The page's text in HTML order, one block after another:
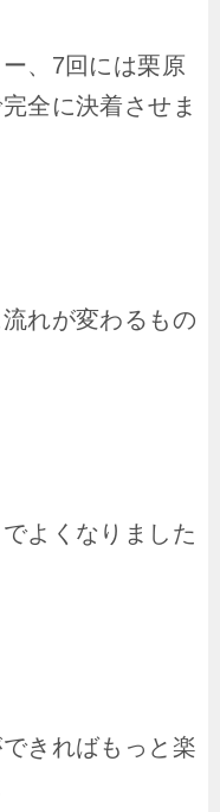
、7回には栗原
全に決着させま
れが変わるもの
よくなりました
きればもっと楽